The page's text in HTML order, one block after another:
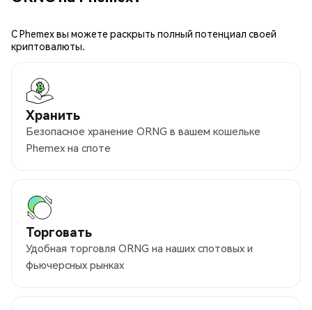
С Phemex вы можете раскрыть полный потенциал своей
криптовалюты.
Хранить
Безопасное хранение ORNG в вашем кошельке
Phemex на споте
Торговать
Удобная торговля ORNG на наших спотовых и
фьючерсных рынках